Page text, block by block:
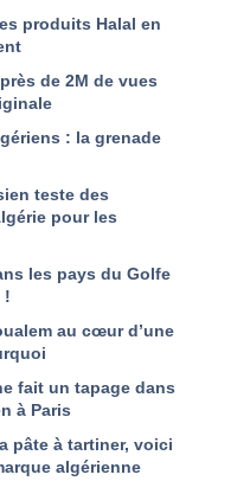
produits Halal en
de 2M de vues
: la grenade
teste des
pour les
les pays du Golfe
!
au cœur d’une
fait un tapage dans
à Paris
pâte à tartiner, voici
algérienne